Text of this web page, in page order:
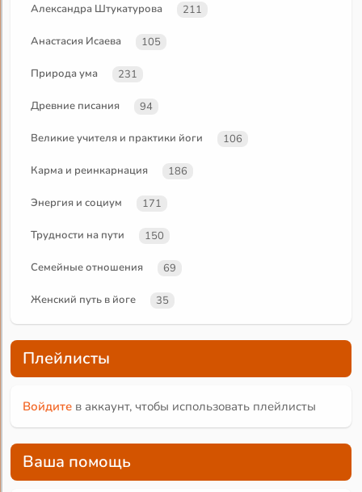
Александра Штукатурова 211
Анастасия Исаева 105
Природа ума 231
Древние писания 94
Великие учителя и практики йоги 106
Карма и реинкарнация 186
Энергия и социум 171
Трудности на пути 150
Семейные отношения 69
Женский путь в йоге 35
Плейлисты
Войдите в аккаунт, чтобы использовать плейлисты
Ваша помощь